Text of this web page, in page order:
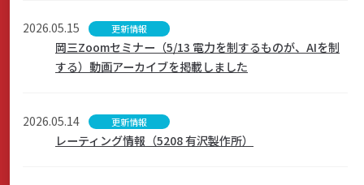
採用情報
2026.05.15 更新情報
岡三Zoomセミナー（5/13 電力を制するものが、AIを制
する）動画アーカイブを掲載しました
2026.05.14 更新情報
レーティング情報（5208 有沢製作所）